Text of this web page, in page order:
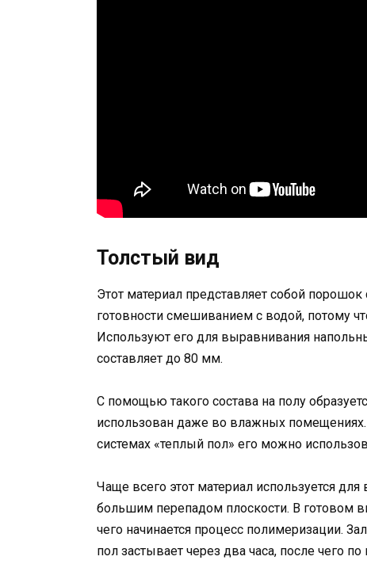
Толстый вид
Этот материал представляет собой
готовности смешиванием с водой, потому
Используют его для выравнивания
составляет до 80 мм.
С помощью такого состава на полу
использован даже во влажных помещениях.
системах «теплый пол» его можно
Чаще всего этот материал используется
большим перепадом плоскости. В готовом
чего начинается процесс полимеризации.
пол застывает через два часа, после чего